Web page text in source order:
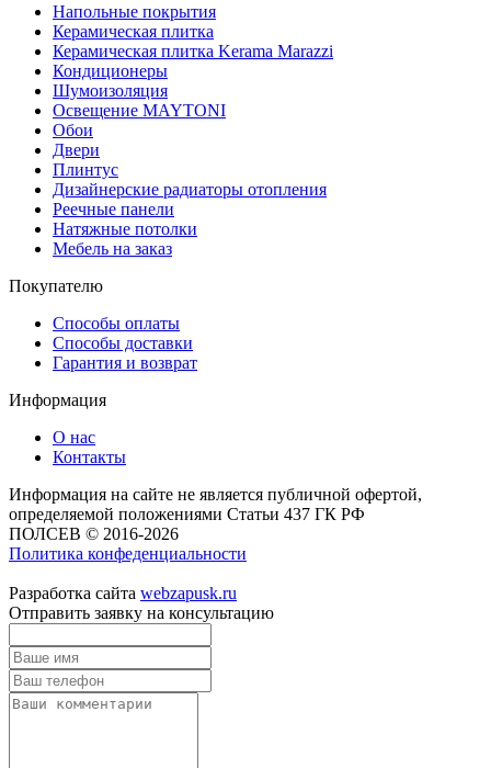
Напольные покрытия
Керамическая плитка
Керамическая плитка Kerama Marazzi
Кондиционеры
Шумоизоляция
Освещение MAYTONI
Обои
Двери
Плинтус
Дизайнерские радиаторы отопления
Реечные панели
Натяжные потолки
Мебель на заказ
Покупателю
Способы оплаты
Способы доставки
Гарантия и возврат
Информация
О нас
Контакты
Информация на сайте не является публичной офертой,
определяемой положениями Статьи 437 ГК РФ
ПОЛСЕВ © 2016-2026
Политика конфеденциальности
Разработка сайта webzapusk.ru
Отправить заявку на консультацию